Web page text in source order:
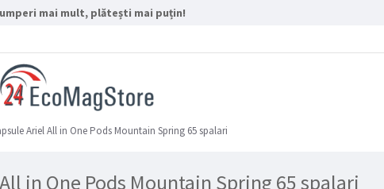
mai mult, plătești mai puțin!
Ariel All in One Pods Mountain Spring 65 spalari
in One Pods Mountain Spring 65 spalari